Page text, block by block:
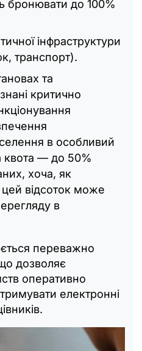
бронювати до 100%
інфраструктури
транспорт).
та
критично
в особливий
квота — до 50%
хоча, як
відсоток може
в
переважно
дозволяє
оперативно
електронні